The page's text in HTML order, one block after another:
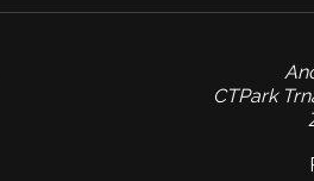
CTPark